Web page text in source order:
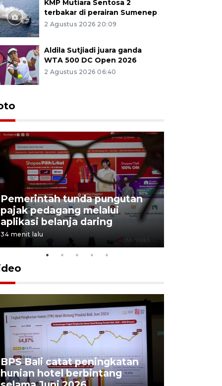
KMP Mutiara Sentosa 2
terbakar di perairan Sumenep
2 Agustus 2026 20:09
Aldila Sutjiadi juara ganda
WTA 500 DC Open 2026
2 Agustus 2026 06:40
Pemerintah tunda pungutan
pajak pedagang melalui
aplikasi belanja daring
34 menit lalu
BPS Bali catat peningkatan
hunian hotel berbintang